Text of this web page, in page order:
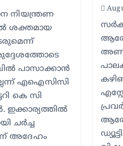
നിയന്ത്രണ
ശക്തമായ
പാസാക്കാൻ
എഐസിസി
കെ സി
ചർച്ച
അദേഹം